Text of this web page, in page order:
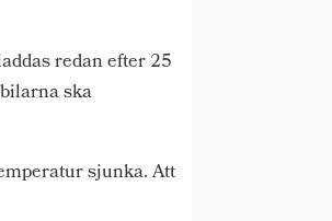
redan efter 25
ska
sjunka. Att